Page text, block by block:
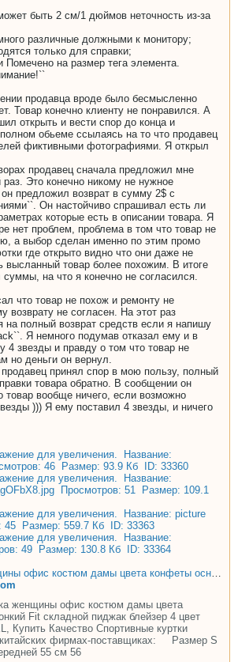
быть 2 см/1 дюймов неточность из-за
различные должными к монитору;
только для справки;
Помечено на размер тега элемента.
продавца вроде было бесмысленно
Товар конечно клиенту не понравился. А
открыть и вести спор до конца и
обьеме ссылаясь на то что продавец
фиктивными фотографиями. Я открыл
продавец сначала предложил мне
Это конечно никому не нужное
предложил возврат в сумму 2$ с
Он настойчиво спрашивал есть ли
которые есть в описании товара. Я
нет проблем, проблема в том что товар не
а выбор сделан именно по этим промо
где открыто видно что они даже не
высланный товар более похожим. В итоге
на что я конечно не согласился.
что товар не похож и ремонту не
возврату не согласен. На этот раз
на полный возврат средств если я напишу
Я немного подумав отказал ему и в
звезды и правду о том что товар не
но деньги он вернул.
принял спор в мою пользу, полный
товара обратно. В сообщении он
товар вообще ничего, если возможно
))) Я ему поставил 4 звезды, и ничего
2015 новинка женщины офис костюм дамы цвета конфеты основные тонкий Fit складной пиджак блейзер 4 цвет Большой размер S XL, принадлежащий категории Спортивные куртки и относящийся к Одежда и аксессуары для женщин на сайте AliExpress.com | Alibaba Group
женщины офис костюм дамы цвета
Fit складной пиджак блейзер 4 цвет
Купить Качество Спортивные куртки
китайских фирмах-поставщиках: Размер S
55 см 56